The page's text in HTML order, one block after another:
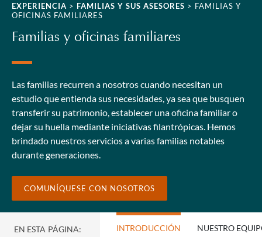
EXPERIENCIA > FAMILIAS Y SUS ASESORES > FAMILIAS Y
OFICINAS FAMILIARES
Familias y oficinas familiares
Las familias recurren a nosotros cuando necesitan un
estudio que entienda sus necesidades, ya sea que busquen
transferir su patrimonio, establecer una oficina familiar o
dejar su huella mediante iniciativas filantrópicas. Hemos
brindado nuestros servicios a varias familias notables
durante generaciones.
COMUNÍQUESE CON NOSOTROS
EN ESTA PÁGINA: INTRODUCCIÓN NUESTRO